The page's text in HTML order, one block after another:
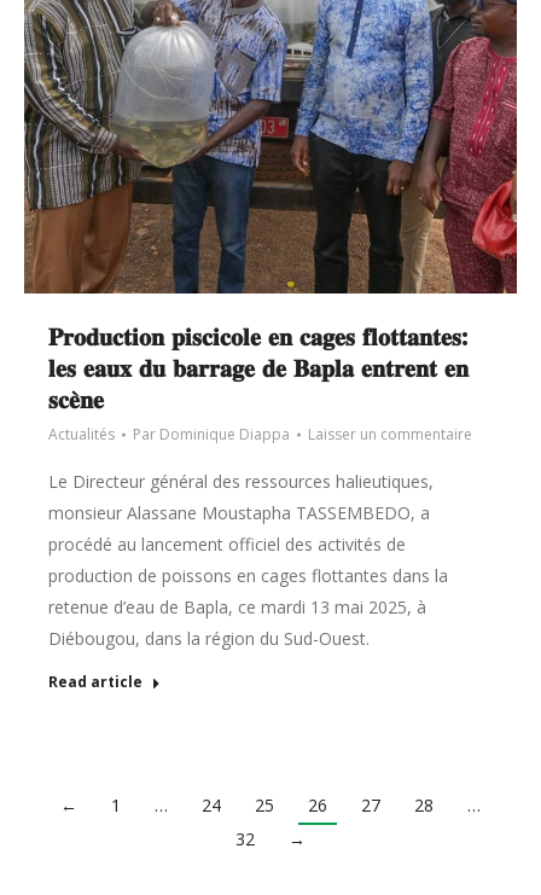
𝐏𝐫𝐨𝐝𝐮𝐜𝐭𝐢𝐨𝐧 𝐩𝐢𝐬𝐜𝐢𝐜𝐨𝐥𝐞 𝐞𝐧 𝐜𝐚𝐠𝐞𝐬 𝐟𝐥𝐨𝐭𝐭𝐚𝐧𝐭𝐞𝐬:
𝐥𝐞𝐬 𝐞𝐚𝐮𝐱 𝐝𝐮 𝐛𝐚𝐫𝐫𝐚𝐠𝐞 𝐝𝐞 𝐁𝐚𝐩𝐥𝐚 𝐞𝐧𝐭𝐫𝐞𝐧𝐭 𝐞𝐧
𝐬𝐜𝐞̀𝐧𝐞
Actualités Par Dominique Diappa Laisser un commentaire
Le Directeur général des ressources halieutiques,
monsieur Alassane Moustapha TASSEMBEDO, a
procédé au lancement officiel des activités de
production de poissons en cages flottantes dans la
retenue d’eau de Bapla, ce mardi 13 mai 2025, à
Diébougou, dans la région du Sud-Ouest.
Read article
← 1 … 24 25 26 27 28
…
32
→